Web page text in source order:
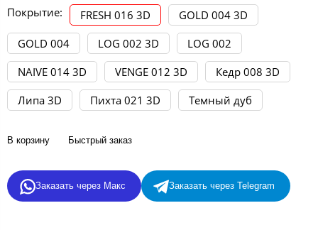
Покрытие: FRESH 016 3D
GOLD 004 3D
GOLD 004
LOG 002 3D
LOG 002
NAIVE 014 3D
VENGE 012 3D
Кедр 008 3D
Липа 3D
Пихта 021 3D Темный дуб
В корзину Быстрый заказ
Заказать через Макс Заказать через Telegram